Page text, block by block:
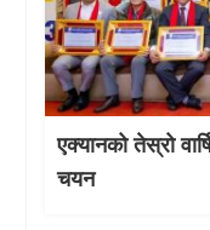
एक्यानको तेस्रो
चयन